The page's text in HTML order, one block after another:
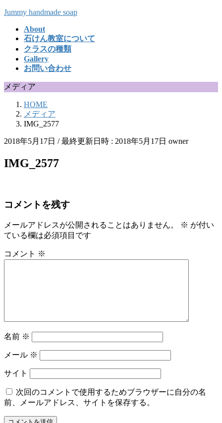
コ
キ
ナ
に
Jummy handmade soap
About
石けん教室について
クラスの種類
Gallery
お問い合わせ
メディア
HOME
メディア
IMG_2577
2018年5月17日 / 最終更新日時 : 2018年5月17日 owner
IMG_2577
コメントを残す
メールアドレスが公開されることはありません。 ※ が付い
ている欄は必須項目です
コメント ※
名前 ※
メール ※
サイト
次回のコメントで使用するためブラウザーに自分の名
前、メールアドレス、サイトを保存する。